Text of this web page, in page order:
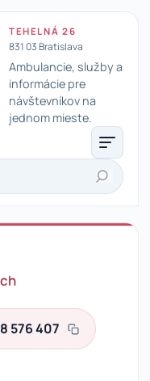
TEHELNÁ 26
831 03 Bratislava
Ambulancie, služby a
informácie pre
návštevníkov na
jednom mieste.
Hľadať
576 407